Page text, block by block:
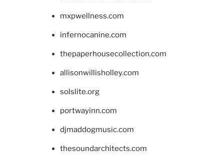
mxpwellness.com
infernocanine.com
thepaperhousecollection.com
allisonwillisholley.com
solslite.org
portwayinn.com
djmaddogmusic.com
thesoundarchitects.com